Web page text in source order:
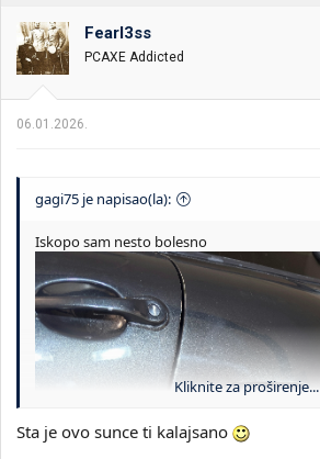
o
v
a
n
j
:
Fearl3ss
PCAXE Addicted
06.01.2026.
gagi75 je napisao(la):
Iskopo sam nesto bolesno
Kliknite za proširenje...
Sta je ovo sunce ti kalajsano